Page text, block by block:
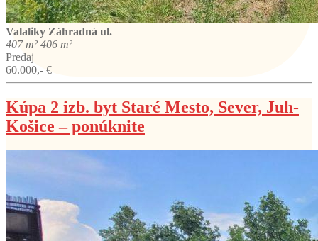
Valaliky Záhradná ul.
407 m² 406 m²
Predaj
60.000,- €
Kúpa 2 izb. byt Staré Mesto, Sever, Juh-
Košice – ponúknite